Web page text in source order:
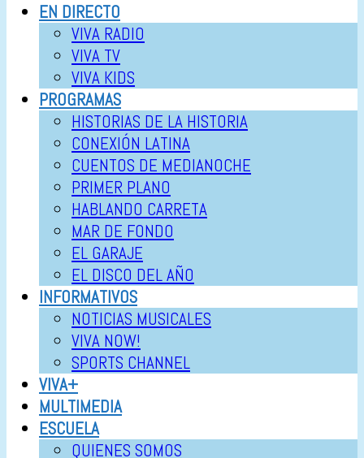
EN DIRECTO
VIVA RADIO
VIVA TV
VIVA KIDS
PROGRAMAS
HISTORIAS DE LA HISTORIA
CONEXIÓN LATINA
CUENTOS DE MEDIANOCHE
PRIMER PLANO
HABLANDO CARRETA
MAR DE FONDO
EL GARAJE
EL DISCO DEL AÑO
INFORMATIVOS
NOTICIAS MUSICALES
VIVA NOW!
SPORTS CHANNEL
VIVA+
MULTIMEDIA
ESCUELA
QUIENES SOMOS